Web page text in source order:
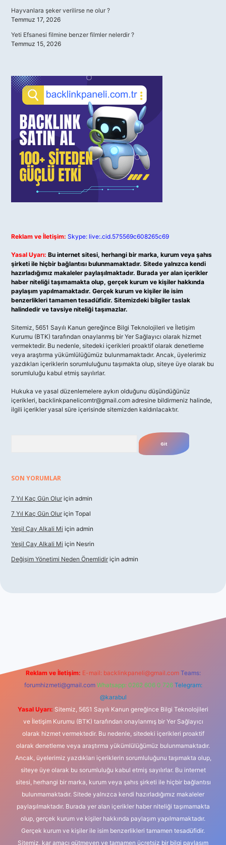
Hayvanlara şeker verilirse ne olur ?
Temmuz 17, 2026
Yeti Efsanesi filmine benzer filmler nelerdir ?
Temmuz 15, 2026
Reklam ve İletişim: Skype: live:.cid.575569c608265c69
Yasal Uyarı: Bu internet sitesi, herhangi bir marka, kurum veya şahıs
şirketi ile hiçbir bağlantısı bulunmamaktadır. Sitede yalnızca kendi
hazırladığımız makaleler paylaşılmaktadır. Burada yer alan içerikler
haber niteliği taşımamakta olup, gerçek kurum ve kişiler hakkında
paylaşım yapılmamaktadır. Gerçek kurum ve kişiler ile isim
benzerlikleri tamamen tesadüfidir. Sitemizdeki bilgiler taslak
halindedir ve tavsiye niteliği taşımazlar.
Sitemiz, 5651 Sayılı Kanun gereğince Bilgi Teknolojileri ve İletişim
Kurumu (BTK) tarafından onaylanmış bir Yer Sağlayıcı olarak hizmet
vermektedir. Bu nedenle, sitedeki içerikleri proaktif olarak denetleme
veya araştırma yükümlülüğümüz bulunmamaktadır. Ancak, üyelerimiz
yazdıkları içeriklerin sorumluluğunu taşımakta olup, siteye üye olarak bu
sorumluluğu kabul etmiş sayılırlar.
Hukuka ve yasal düzenlemelere aykırı olduğunu düşündüğünüz
içerikleri, backlinkpanelicomtr@gmail.com adresine bildirmeniz halinde,
ilgili içerikler yasal süre içerisinde sitemizden kaldırılacaktır.
SON YORUMLAR
7 Yıl Kaç Gün Olur için admin
7 Yıl Kaç Gün Olur için Topal
Yeşil Çay Alkali Mi için admin
Yeşil Çay Alkali Mi için Nesrin
Değişim Yönetimi Neden Önemlidir için admin
Reklam ve İletişim: E-mail: backlinkpaneli@gmail.com Teams:
forumhizmeti@gmail.com Whatsapp: 0262 606 0 726 Telegram:
@karabul
Yasal Uyarı: Sitemiz, 5651 Sayılı Kanun gereğince Bilgi Teknolojileri
ve İletişim Kurumu (BTK) tarafından onaylanmış bir Yer Sağlayıcı
olarak hizmet vermektedir. Bu nedenle, sitedeki içerikleri proaktif
olarak denetleme veya araştırma yükümlülüğümüz bulunmamaktadır.
Ancak, üyelerimiz yazdıkları içeriklerin sorumluluğunu taşımakta olup,
siteye üye olarak bu sorumluluğu kabul etmiş sayılırlar. Bu internet
sitesi, herhangi bir marka, kurum veya şahıs şirketi ile hiçbir bağlantısı
bulunmamaktadır. Sitede yalnızca kendi hazırladığımız makaleler
paylaşılmaktadır. Burada yer alan içerikler haber niteliği taşımamakta
olup, gerçek kurum ve kişiler hakkında paylaşım yapılmamaktadır.
Gerçek kurum ve kişiler ile isim benzerlikleri tamamen tesadüfidir.
Sitemiz, kar amacı gütmeyen ve tamamen ücretsiz bir bilgi paylaşım